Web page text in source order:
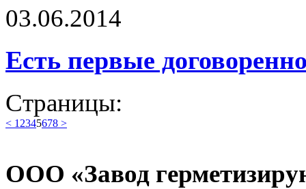
03.06.2014
Есть первые
Страницы:
< 1 2345678 >
ООО «Завод